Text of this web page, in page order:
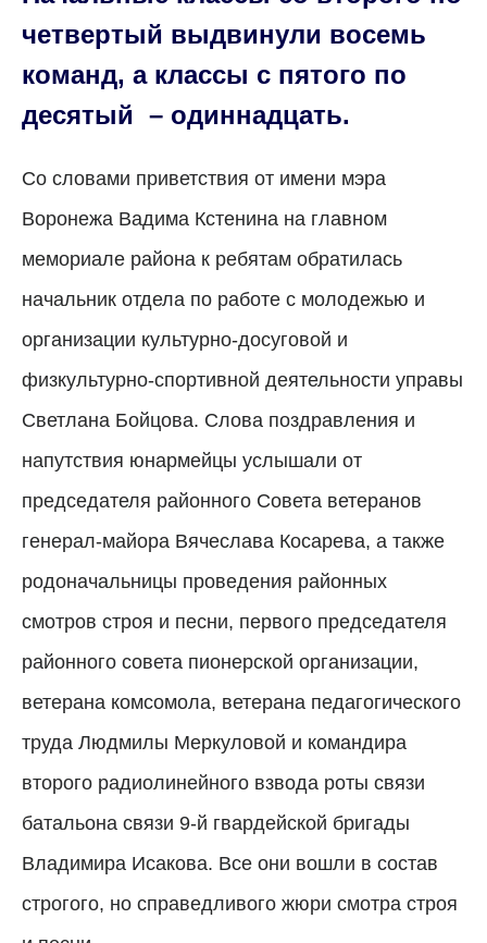
четвертый выдвинули восемь
команд, а классы с пятого по
десятый – одиннадцать.
Со словами приветствия от имени мэра
Воронежа Вадима Кстенина на главном
мемориале района к ребятам обратилась
начальник отдела по работе с молодежью и
организации культурно-досуговой и
физкультурно-спортивной деятельности управы
Светлана Бойцова. Слова поздравления и
напутствия юнармейцы услышали от
председателя районного Совета ветеранов
генерал-майора Вячеслава Косарева, а также
родоначальницы проведения районных
смотров строя и песни, первого председателя
районного совета пионерской организации,
ветерана комсомола, ветерана педагогического
труда Людмилы Меркуловой и командира
второго радиолинейного взвода роты связи
батальона связи 9-й гвардейской бригады
Владимира Исакова. Все они вошли в состав
строгого, но справедливого жюри смотра строя